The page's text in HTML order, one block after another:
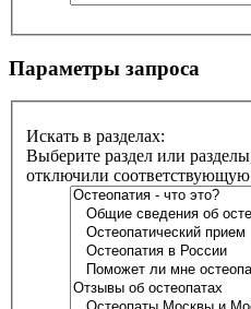
Параметры запроса
Искать в разделах:
Выберите раздел или
отключили